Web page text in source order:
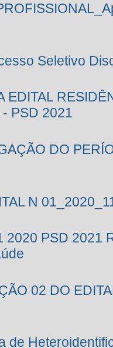
Seletivo
EDITAL
PSD 2021
DO
N
2020 PSD 2021
02 DO
de